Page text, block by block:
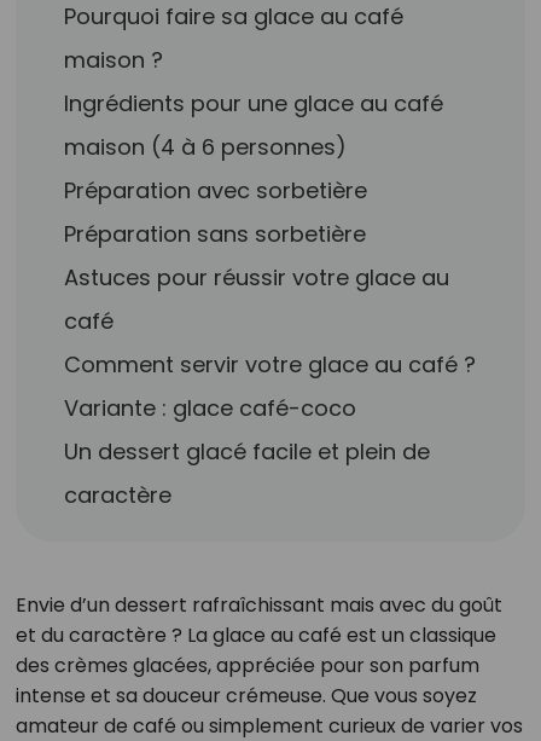
Pourquoi faire sa glace au café
maison ?
Ingrédients pour une glace au café
maison (4 à 6 personnes)
Préparation avec sorbetière
Préparation sans sorbetière
Astuces pour réussir votre glace au
café
Comment servir votre glace au café ?
Variante : glace café-coco
Un dessert glacé facile et plein de
caractère
Envie d’un dessert rafraîchissant mais avec du goût
et du caractère ? La glace au café est un classique
des crèmes glacées, appréciée pour son parfum
intense et sa douceur crémeuse. Que vous soyez
amateur de café ou simplement curieux de varier vos